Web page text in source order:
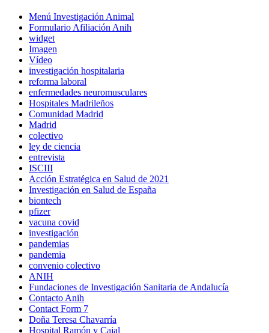
Menú Investigación Animal
Formulario Afiliación Anih
widget
Imagen
Vídeo
investigación hospitalaria
reforma laboral
enfermedades neuromusculares
Hospitales Madrileños
Comunidad Madrid
Madrid
colectivo
ley de ciencia
entrevista
ISCIII
Acción Estratégica en Salud de 2021
Investigación en Salud de España
biontech
pfizer
vacuna covid
investigación
pandemias
pandemia
convenio colectivo
ANIH
Fundaciones de Investigación Sanitaria de Andalucía
Contacto Anih
Contact Form 7
Doña Teresa Chavarría
Hospital Ramón y Cajal